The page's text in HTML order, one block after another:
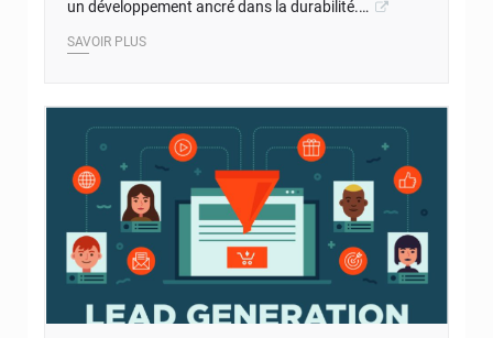
un développement ancré dans la durabilité.…
SAVOIR PLUS